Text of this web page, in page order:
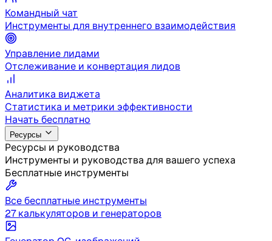
Командный чат
Инструменты для внутреннего взаимодействия
Управление лидами
Отслеживание и конвертация лидов
Аналитика виджета
Статистика и метрики эффективности
Начать бесплатно
Ресурсы
Ресурсы и руководства
Инструменты и руководства для вашего успеха
Бесплатные инструменты
Все бесплатные инструменты
27 калькуляторов и генераторов